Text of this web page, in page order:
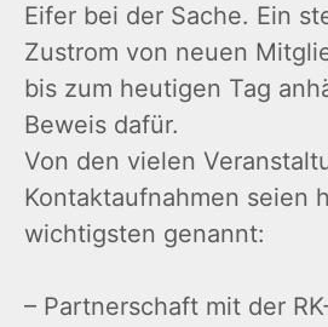
Eifer bei der Sache. Ein
Zustrom von neuen
bis zum heutigen Tag
Beweis dafür.
Von den vielen
Kontaktaufnahmen seien
wichtigsten genannt:
– Partnerschaft mit der